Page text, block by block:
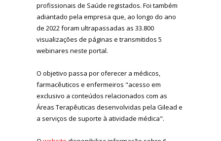
profissionais de Saúde registados. Foi também
adiantado pela empresa que, ao longo do ano
de 2022 foram ultrapassadas as 33.800
visualizações de páginas e transmitidos 5
webinares neste portal.
O objetivo passa por oferecer a médicos,
farmacêuticos e enfermeiros "acesso em
exclusivo a conteúdos relacionados com as
Áreas Terapêuticas desenvolvidas pela Gilead e
a serviços de suporte à atividade médica".